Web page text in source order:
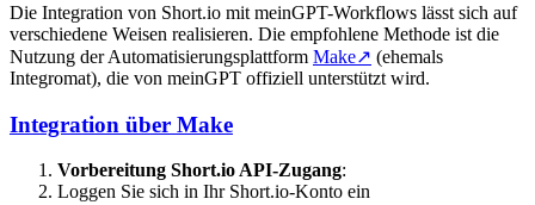
Die Integration von Short.io mit meinGPT-Workflows lässt sich auf
verschiedene Weisen realisieren. Die empfohlene Methode ist die
Nutzung der Automatisierungsplattform Make↗ (ehemals
Integromat), die von meinGPT offiziell unterstützt wird.
Integration über Make
Vorbereitung Short.io API-Zugang:
Loggen Sie sich in Ihr Short.io-Konto ein